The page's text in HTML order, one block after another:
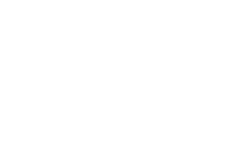
Goya más populares,
Desde un simple arroz con frijoles
cocina nunca fue tan fácil.
recibirlos en cualquier parte de la